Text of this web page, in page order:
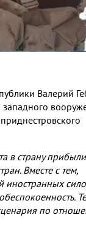
Валерий
западного
в страну прибыли
Вместе с тем,
иностранных
по